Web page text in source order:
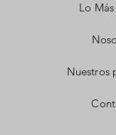
Lo
Nuestros